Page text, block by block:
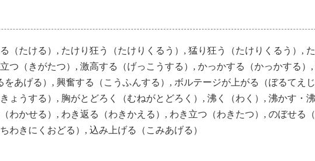
（たける）, たけり狂う（たけりくるう）, 猛り狂う（たけりくるう）,
立つ（きがたつ）, 激高する（げっこうする）, かっかする（かっかする
をあげる）, 興奮する（こうふんする）, ボルテージが上がる（ぼるてえ
ょうする）, 胸がとどろく（むねがとどろく）, 沸く（わく）, 沸かす・
（わかせる）, わき返る（わきかえる）, わき立つ（わきたつ）, のぼせる
わきにくおどる）, 込み上げる（こみあげる）